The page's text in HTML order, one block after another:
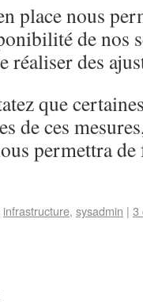
place nous
de nos
réaliser des
que
de ces
permettra
infrastructure, sysadmin | 3